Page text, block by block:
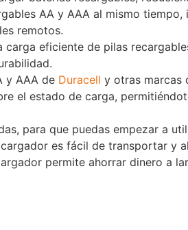
AA y AAA al mismo
remotos.
eficiente de pilas
y AAA de Duracell y otras marcas
el estado de carga,
para que puedas empezar a
es fácil de transportar y
permite ahorrar dinero a